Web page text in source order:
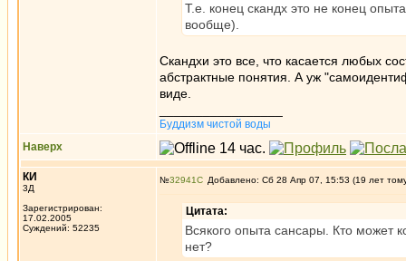
Т.е. конец скандх это не конец
вообще).
Скандхи это все, что касается любых
абстрактные понятия. А уж
виде.
Буддизм чистой воды
Наверх
КИ
3Д
Зарегистрирован:
17.02.2005
Суждений: 52235
№32941 Добавлено: Сб 28 Апр 07, 15:53 (19 лет
Цитата:
Всякого опыта сансары. Кто может
нет?